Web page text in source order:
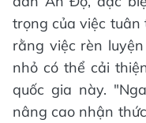
trọng của việc tuân
rằng việc rèn
nhỏ có thể cải
quốc gia này.
nâng cao nhận